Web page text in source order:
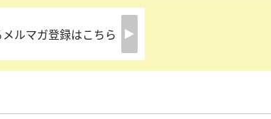
ルマガ登録はこちら